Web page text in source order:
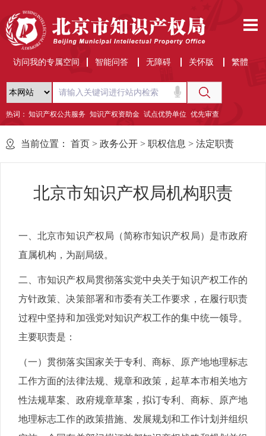
访问我的专属空间 智能问答 无障碍 关怀版 繁體
热词： 知识产权公共服务 知识产权资助金 试点优势单位 优先审查
当前位置： 首页 > 政务公开 > 职权信息 > 法定职责
北京市知识产权局机构职责
一、北京市知识产权局（简称市知识产权局）是市政府
直属机构，为副局级。
二、市知识产权局贯彻落实党中央关于知识产权工作的
方针政策、决策部署和市委有关工作要求，在履行职责
过程中坚持和加强党对知识产权工作的集中统一领导。
主要职责是：
（一）贯彻落实国家关于专利、商标、原产地地理标志
工作方面的法律法规、规章和政策，起草本市相关地方
性法规草案、政府规章草案，拟订专利、商标、原产地
地理标志工作的政策措施、发展规划和工作计划并组织